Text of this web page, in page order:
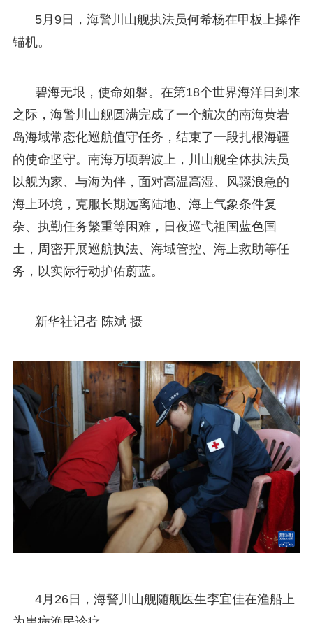
5月9日，海警川山舰执法员何希杨在甲板上操作
锚机。
碧海无垠，使命如磐。在第18个世界海洋日到来
之际，海警川山舰圆满完成了一个航次的南海黄岩
岛海域常态化巡航值守任务，结束了一段扎根海疆
的使命坚守。南海万顷碧波上，川山舰全体执法员
以舰为家、与海为伴，面对高温高湿、风骤浪急的
海上环境，克服长期远离陆地、海上气象条件复
杂、执勤任务繁重等困难，日夜巡弋祖国蓝色国
土，周密开展巡航执法、海域管控、海上救助等任
务，以实际行动护佑蔚蓝。
新华社记者 陈斌 摄
4月26日，海警川山舰随舰医生李宜佳在渔船上